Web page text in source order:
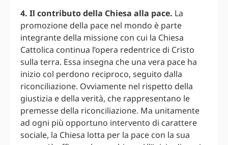
4. Il contributo della Chiesa alla pace. La
promozione della pace nel mondo è parte
integrante della missione con cui la Chiesa
Cattolica continua l’opera redentrice di Cristo
sulla terra. Essa insegna che una vera pace ha
inizio col perdono reciproco, seguito dalla
riconciliazione. Ovviamente nel rispetto della
giustizia e della verità, che rappresentano le
premesse della riconciliazione. Ma unitamente
ad ogni più opportuno intervento di carattere
sociale, la Chiesa lotta per la pace con la sua